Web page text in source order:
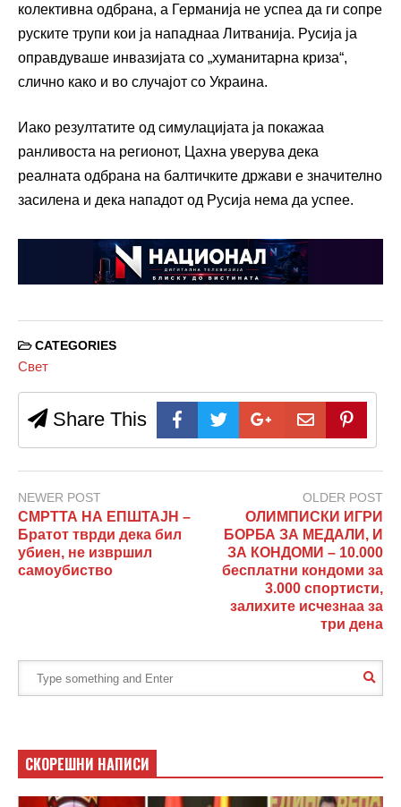
колективна одбрана, а Германија не успеа да ги сопре
руските трупи кои ја нападнаа Литванија. Русија ја
оправдуваше инвазијата со „хуманитарна криза“,
слично како и во случајот со Украина.
Иако резултатите од симулацијата ја покажаа
ранливоста на регионот, Цахна уверува дека
реалната одбрана на балтичките држави е значително
засилена и дека нападот од Русија нема да успее.
CATEGORIES
Свет
Share This
NEWER POST
СМРТТА НА ЕПШТАЈН –
Братот тврди дека бил
убиен, не извршил
самоубиство
OLDER POST
ОЛИМПИСКИ ИГРИ
БОРБА ЗА МЕДАЛИ, И
ЗА КОНДОМИ – 10.000
бесплатни кондоми за
3.000 спортисти,
залихите исчезнаа за
три дена
СКОРЕШНИ НАПИСИ